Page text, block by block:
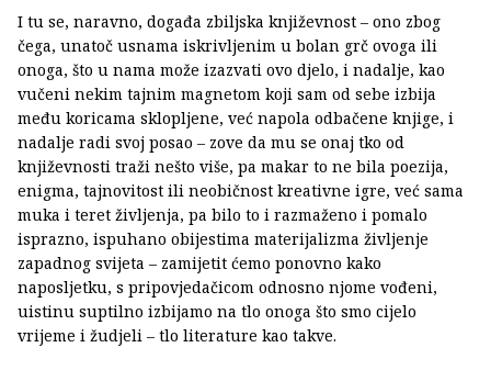
I tu se, naravno, događa zbiljska književnost – ono zbog
čega, unatoč usnama iskrivljenim u bolan grč ovoga ili
onoga, što u nama može izazvati ovo djelo, i nadalje, kao
vučeni nekim tajnim magnetom koji sam od sebe izbija
među koricama sklopljene, već napola odbačene knjige, i
nadalje radi svoj posao – zove da mu se onaj tko od
književnosti traži nešto više, pa makar to ne bila poezija,
enigma, tajnovitost ili neobičnost kreativne igre, već sama
muka i teret življenja, pa bilo to i razmaženo i pomalo
isprazno, ispuhano obijestima materijalizma življenje
zapadnog svijeta – zamijetit ćemo ponovno kako
naposljetku, s pripovjedačicom odnosno njome vođeni,
uistinu suptilno izbijamo na tlo onoga što smo cijelo
vrijeme i žudjeli – tlo literature kao takve.